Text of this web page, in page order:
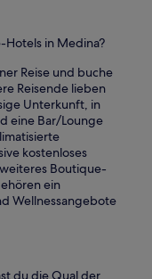
in Medina?
Reise und buche
Reisende lieben
Unterkunft, in
eine Bar/Lounge
kostenloses
Boutique-
ein
Wellnessangebote
du die Qual der